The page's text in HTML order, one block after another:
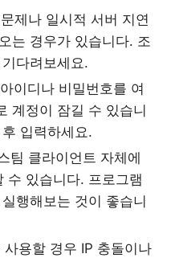
제나 일시적 서버 지연
는 경우가 있습니다. 조
다려보세요.
아이디나 비밀번호를 여
계정이 잠길 수 있습니
입력하세요.
팀 클라이언트 자체에
수 있습니다. 프로그램
행해보는 것이 좋습니
사용할 경우 IP 충돌이나